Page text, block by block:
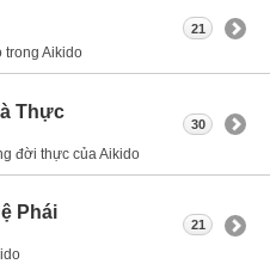
trong Aikido
21
Thực
đời thực của Aikido
30
Phái
21